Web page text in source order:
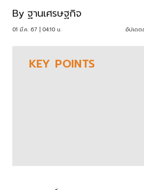
By ฐานเศรษฐกิจ
01 มี.ค. 67 | 04:10 น. อัปเดต
KEY POINTS